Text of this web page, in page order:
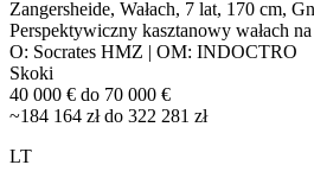
Zangersheide, Wałach, 7 lat, 170 cm,
Perspektywiczny kasztanowy wałach
O: Socrates HMZ | OM: INDOCTRO
Skoki
40 000 € do 70 000 €
~184 164 zł do 322 281 zł
LT